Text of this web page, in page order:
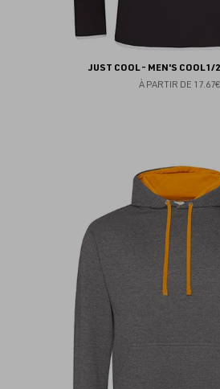
JUST COOL - MEN'S COOL 1/
À PARTIR DE 17.67€